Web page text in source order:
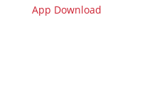
App Download